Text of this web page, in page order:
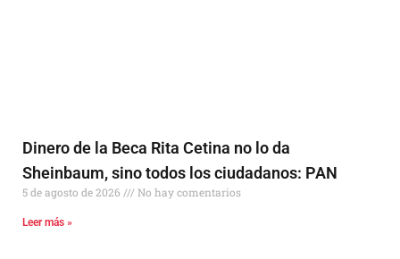
Dinero de la Beca Rita Cetina no lo da
Sheinbaum, sino todos los ciudadanos: PAN
5 de agosto de 2026 No hay comentarios
Leer más »